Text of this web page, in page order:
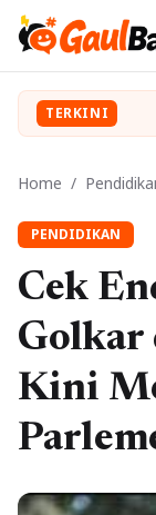
TERKINI
Home /
PENDIDIKAN
Cek
Golkar
Kini